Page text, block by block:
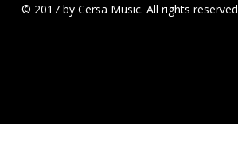
© 2017 by Cersa Music. All rights reserved